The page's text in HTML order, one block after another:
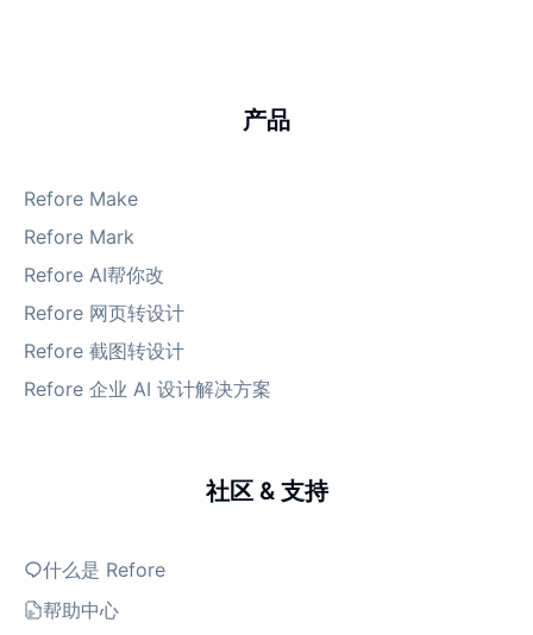
产品
Refore Make
Refore Mark
Refore AI帮你改
Refore 网页转设计
Refore 截图转设计
Refore 企业 AI 设计解决方案
社区 & 支持
什么是 Refore
帮助中心